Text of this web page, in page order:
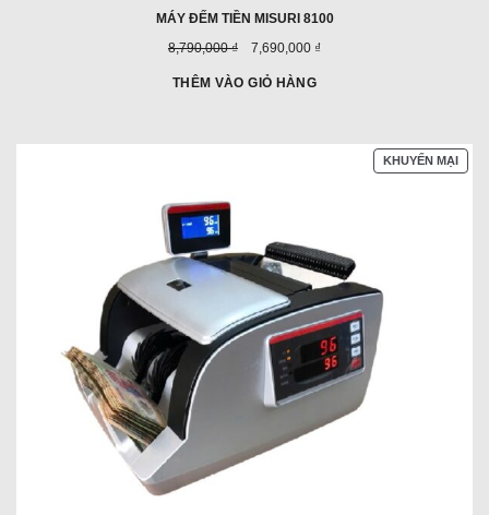
MÁY ĐẾM TIỀN MISURI 8100
Giá
trước
8,790,000 ₫
Giá
7,690,000 ₫
THÊM VÀO GIỎ HÀNG
KHUYẾN MẠISẢN